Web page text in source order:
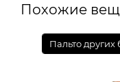
Похожие
Пальто других